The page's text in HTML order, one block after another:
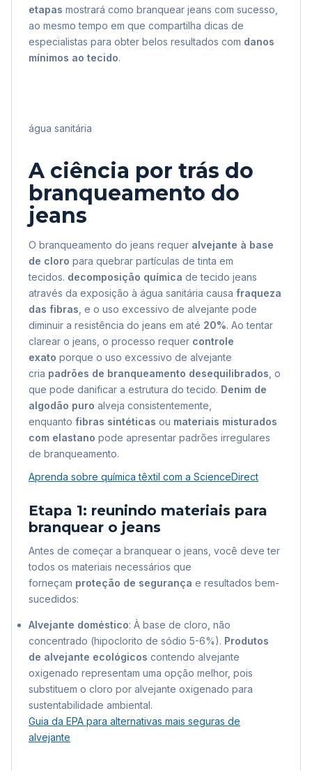
etapas mostrará como branquear jeans com sucesso,
ao mesmo tempo em que compartilha dicas de
especialistas para obter belos resultados com danos
mínimos ao tecido.
água sanitária
A ciência por trás do
branqueamento do
jeans
O branqueamento do jeans requer alvejante à base
de cloro para quebrar partículas de tinta em
tecidos. decomposição química de tecido jeans
através da exposição à água sanitária causa fraqueza
das fibras , e o uso excessivo de alvejante pode
diminuir a resistência do jeans em até 20%. Ao tentar
clarear o jeans, o processo requer controle
exato porque o uso excessivo de alvejante
cria padrões de branqueamento desequilibrados , o
que pode danificar a estrutura do tecido. Denim de
algodão puro alveja consistentemente,
enquanto fibras sintéticas ou materiais misturados
com elastano pode apresentar padrões irregulares
de branqueamento.
Aprenda sobre química têxtil com a ScienceDirect
Etapa 1: reunindo materiais para
branquear o jeans
Antes de começar a branquear o jeans, você deve ter
todos os materiais necessários que
forneçam proteção de segurança e resultados bem-
sucedidos:
Alvejante doméstico: À base de cloro, não
concentrado (hipoclorito de sódio 5-6%). Produtos
de alvejante ecológicos contendo alvejante
oxigenado representam uma opção melhor, pois
substituem o cloro por alvejante oxigenado para
sustentabilidade ambiental.
Guia da EPA para alternativas mais seguras de
alvejante